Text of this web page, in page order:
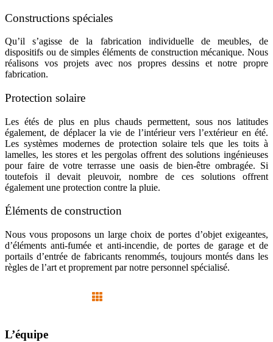
Constructions spéciales
Qu’il s’agisse de la fabrication individuelle de meubles, de
dispositifs ou de simples éléments de construction mécanique. Nous
réalisons vos projets avec nos propres dessins et notre propre
fabrication.
Protection solaire
Les étés de plus en plus chauds permettent, sous nos latitudes
également, de déplacer la vie de l’intérieur vers l’extérieur en été.
Les systèmes modernes de protection solaire tels que les toits à
lamelles, les stores et les pergolas offrent des solutions ingénieuses
pour faire de votre terrasse une oasis de bien-être ombragée. Si
toutefois il devait pleuvoir, nombre de ces solutions offrent
également une protection contre la pluie.
Éléments de construction
Nous vous proposons un large choix de portes d’objet exigeantes,
d’éléments anti-fumée et anti-incendie, de portes de garage et de
portails d’entrée de fabricants renommés, toujours montés dans les
règles de l’art et proprement par notre personnel spécialisé.
L’équipe